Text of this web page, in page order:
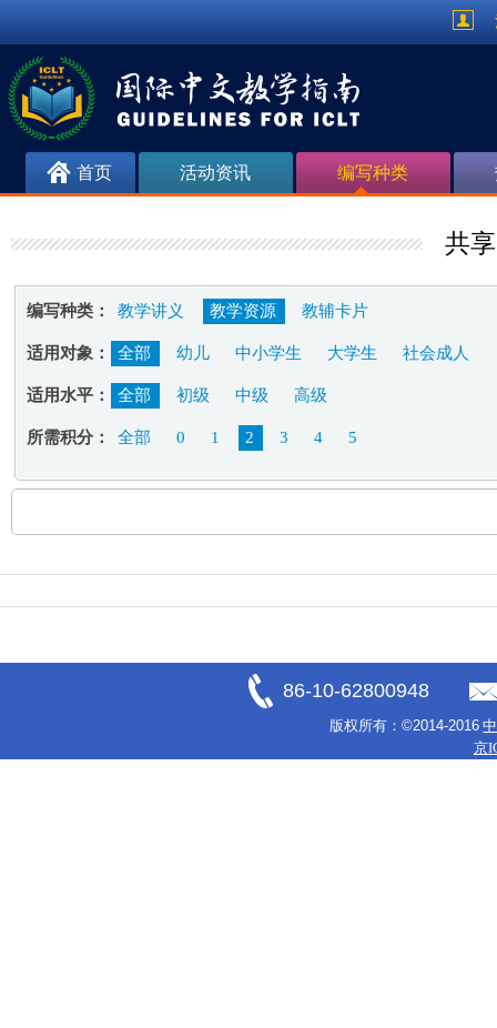
首页 活动资讯 编写种类
共
编写种类： 教学讲义 教学资源 教辅卡片
适用对象： 全部 幼儿 中小学生 大学生 社会成人
适用水平： 全部 初级 中级 高级
所需积分： 全部 0 1 2 3 4 5
86-10-62800948
版权所有：©2014-2016
京